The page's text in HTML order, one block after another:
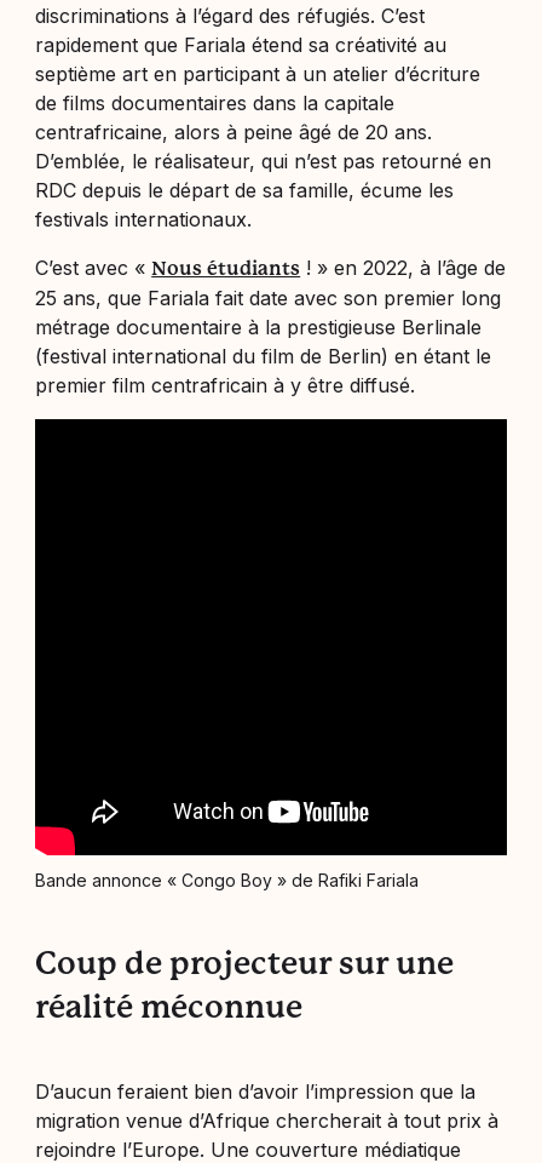
discriminations à l’égard des réfugiés. C’est
rapidement que Fariala étend sa créativité au
septième art en participant à un atelier d’écriture
de films documentaires dans la capitale
centrafricaine, alors à peine âgé de 20 ans.
D’emblée, le réalisateur, qui n’est pas retourné en
RDC depuis le départ de sa famille, écume les
festivals internationaux.
C’est avec «Nous étudiants ! » en 2022, à l’âge de
25 ans, que Fariala fait date avec son premier long
métrage documentaire à la prestigieuse Berlinale
(festival international du film de Berlin) en étant le
premier film centrafricain à y être diffusé.
Bande annonce « Congo Boy » de Rafiki Fariala
Coup de projecteur sur une
réalité méconnue
D’aucun feraient bien d’avoir l’impression que la
migration venue d’Afrique chercherait à tout prix à
rejoindre l’Europe. Une couverture médiatique